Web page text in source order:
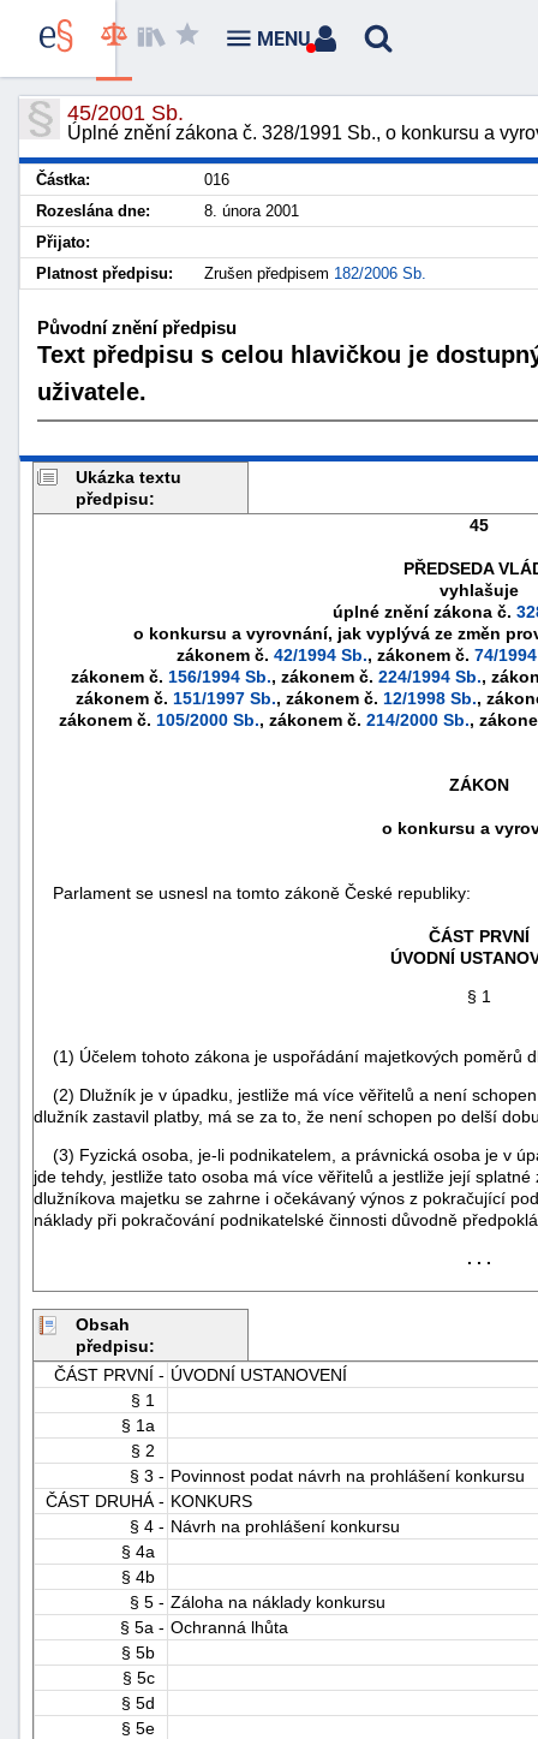
45/2001 Sb.
Úplné znění zákona č. 328/1991 Sb., o konkursu a
Částka:
016
Rozeslána dne:
8. února 2001
Přijato:
Platnost předpisu:
Zrušen předpisem 182/2006 Sb.
Původní znění předpisu
Text předpisu s celou hlavičkou je
uživatele.
Ukázka textu
předpisu:
45
PŘEDSEDA
vyhlašuje
úplné znění zákona č.
o konkursu a vyrovnání, jak vyplývá ze změn
zákonem č. 42/1994 Sb., zákonem č. 74/
zákonem č. 156/1994 Sb., zákonem č. 224/1994 Sb.,
zákonem č. 151/1997 Sb., zákonem č. 12/1998 Sb.,
zákonem č. 105/2000 Sb., zákonem č. 214/2000 Sb.,
ZÁKON
o konkursu a
Parlament se usnesl na tomto zákoně České republiky:
ČÁST PRVNÍ
ÚVODNÍ
§ 1
(1) Účelem tohoto zákona je uspořádání majetkových poměrů
(2) Dlužník je v úpadku, jestliže má více věřitelů a není
dlužník zastavil platby, má se za to, že není schopen po delší
(3) Fyzická osoba, je-li podnikatelem, a právnická osoba je v
jde tehdy, jestliže tato osoba má více věřitelů a jestliže její
dlužníkova majetku se zahrne i očekávaný výnos z pokračující
náklady při pokračování podnikatelské činnosti důvodně
. . .
Obsah
předpisu:
ČÁST PRVNÍ - ÚVODNÍ USTANOVENÍ
§ 1
§ 1a
§ 2
§ 3 - Povinnost podat návrh na prohlášení konkursu
ČÁST DRUHÁ - KONKURS
§ 4 - Návrh na prohlášení konkursu
§ 4a
§ 4b
§ 5 - Záloha na náklady konkursu
§ 5a - Ochranná lhůta
§ 5b
§ 5c
§ 5d
§ 5e
MENU
škody
+náhrady